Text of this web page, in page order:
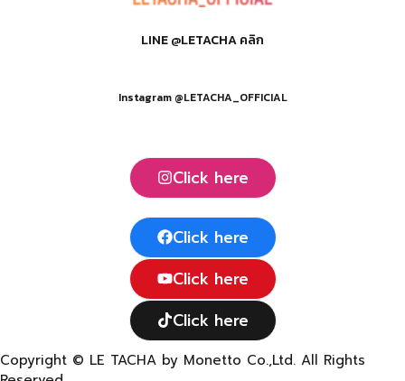
LINE @LETACHA คลิก
Instagram @LETACHA_OFFICIAL
Click here
Click here
Click here
Click here
Copyright © LE TACHA by Monetto Co.,Ltd. All Rights